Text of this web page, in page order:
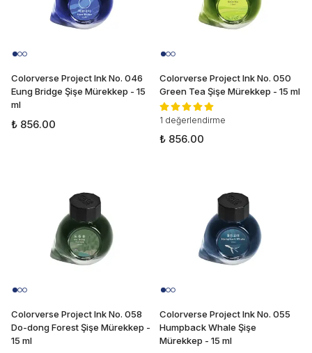
Colorverse Project Ink No. 046
Eung Bridge Şişe Mürekkep - 15
ml
₺ 856.00
Colorverse Project Ink No. 050
Green Tea Şişe Mürekkep - 15 ml
1 değerlendirme
₺ 856.00
Colorverse Project Ink No. 058
Do-dong Forest Şişe Mürekkep -
15 ml
Colorverse Project Ink No. 055
Humpback Whale Şişe
Mürekkep - 15 ml